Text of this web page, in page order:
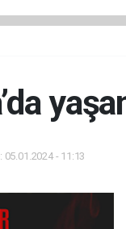
05.01.2024 - 11:13